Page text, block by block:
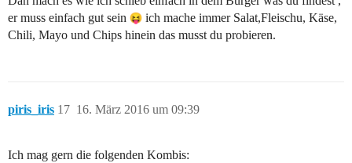
er muss einfach gut sein
ich mache immer Salat,Fleischu, Käse,
Chili, Mayo und Chips hinein das musst du probieren.
piris_iris 16. März 2016 um 09:39
17
Ich mag gern die folgenden Kombis: